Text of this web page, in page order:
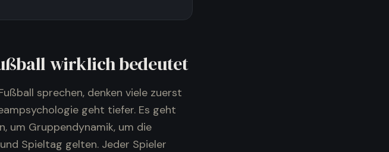
wirklich bedeutet
sprechen, denken viele zuerst
geht tiefer. Es geht
um Gruppendynamik, um die
Spieltag gelten. Jeder Spieler